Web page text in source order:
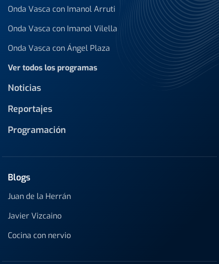
Onda Vasca con Imanol Arruti
Onda Vasca con Imanol Vilella
Onda Vasca con Ángel Plaza
Ver todos los programas
Noticias
Reportajes
Programación
Blogs
Juan de la Herrán
Javier Vizcaino
Cocina con nervio